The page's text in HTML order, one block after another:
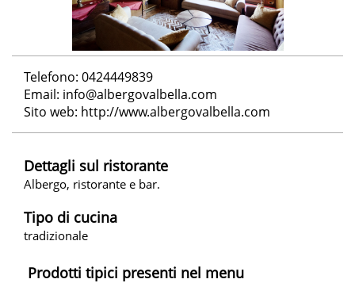
Telefono: 0424449839
Email: info@albergovalbella.com
Sito web: http://www.albergovalbella.com
Dettagli sul ristorante
Albergo, ristorante e bar.
Tipo di cucina
tradizionale
Prodotti tipici presenti nel menu